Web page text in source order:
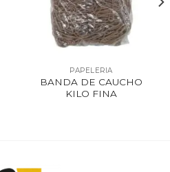
PAPELERIA
BANDA DE CAUCHO
KILO FINA